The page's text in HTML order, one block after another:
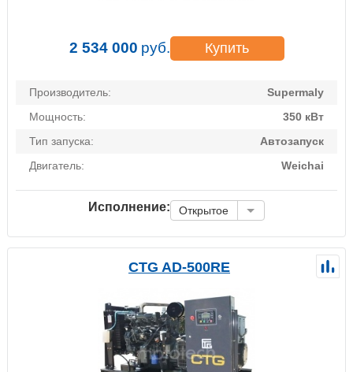
2 534 000 руб. Купить
Производитель:
Supermaly
Мощность:
350 кВт
Тип запуска:
Автозапуск
Двигатель:
Weichai
Исполнение: Открытое
CTG AD-500RE